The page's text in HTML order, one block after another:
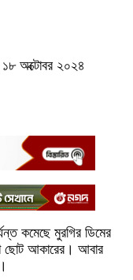
অক্টোবর ২০২৪
কমেছে মুরগির ডিমের
ছোট আকারের। আবার